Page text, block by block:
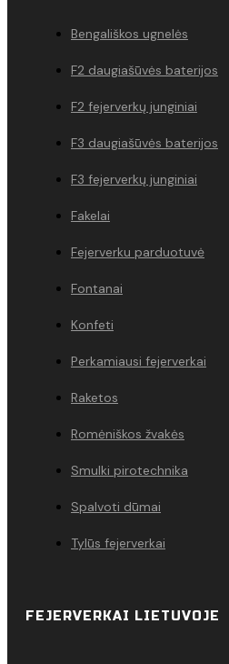
Bengališkos ugnelės
F2 daugiašūvės baterijos
F2 fejerverkų junginiai
F3 daugiašūvės baterijos
F3 fejerverkų junginiai
Fakelai
Fejerverku parduotuvė
Fontanai
Konfeti
Perkamiausi fejerverkai
Raketos
Romėniškos žvakės
Smulki pirotechnika
Spalvoti dūmai
Tylūs fejerverkai
FEJERVERKAI LIETUVOJE